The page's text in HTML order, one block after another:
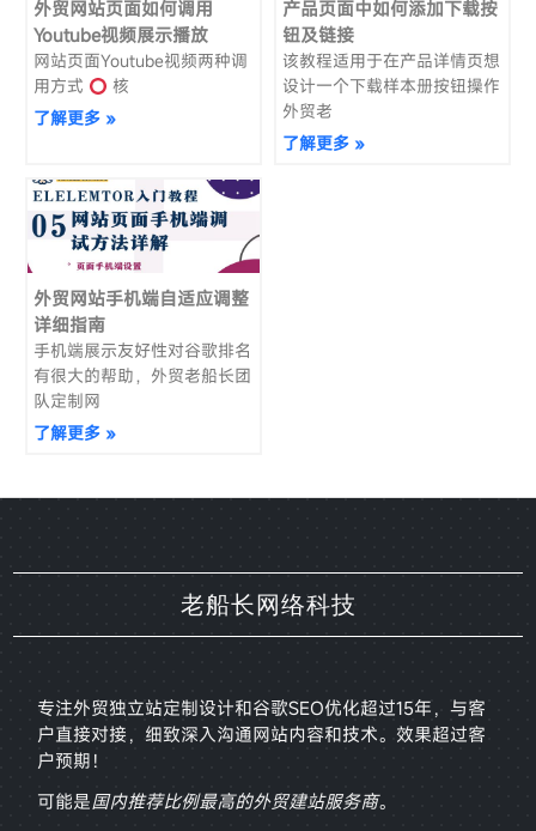
外贸网站页面如何调用
Youtube视频展示播放
网站页面Youtube视频两种调
用方式
核
了解更多 »
产品页面中如何添加下载按
钮及链接
该教程适用于在产品详情页想
设计一个下载样本册按钮操作
外贸老
了解更多 »
外贸网站手机端自适应调整
详细指南
手机端展示友好性对谷歌排名
有很大的帮助，外贸老船长团
队定制网
了解更多 »
老船长网络科技
专注外贸独立站定制设计和谷歌SEO优化超过15年，与客
户直接对接， 细致深入沟通网站内容和技术。效果超过客
户预期！
可能是国内推荐比例最高的外贸建站服务商。